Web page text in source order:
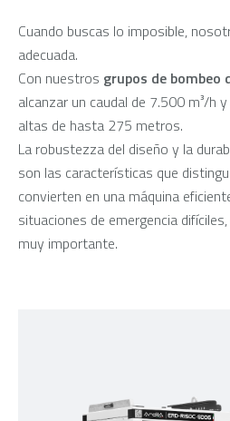
Cuando buscas lo imposible,
adecuada.
Con nuestros grupos de bombeo
alcanzar un caudal de 7.500 m³/h
altas de hasta 275 metros.
La robustezza del diseño y la
son las características que
convierten en una máquina
situaciones de emergencia
muy importante.